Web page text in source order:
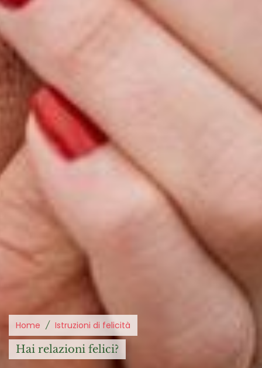
Home Istruzioni di felicità
hai relazioni felici?